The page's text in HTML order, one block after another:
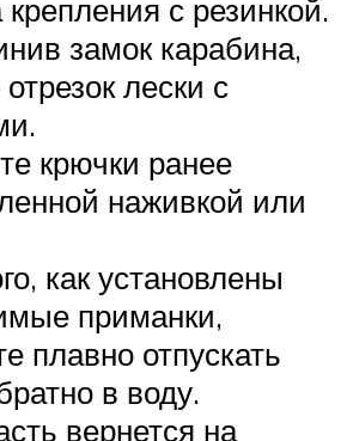
с резинкой.
замок карабина,
лески с
крючки ранее
наживкой или
как установлены
приманки,
плавно отпускать
в воду.
вернется на